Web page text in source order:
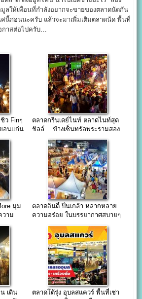
ลให้เพื่อนที่กำลังอยากจะขายของตลาดนัดกัน
ค่นี้ก่อนนะครับ แล้วจะมาเพิ่มเติมตลาดนัด พื้นที่
กาสต่อไปครับ…
ว Finๆ
อนแก่น
ตลาดกรีนเดย์ไนท์ ตลาดไนท์สุด
ชิลล์… ข้างเซ็นทรัลพระรามสอง
มุม
วาม
วมินทร์
ตลาดอินดี้ ปิ่นเกล้า หลากหลาย
ความอร่อย ในบรรยากาศสบายๆ
เดิน
ตลาดโต้รุ่ง อุบลสแควร์ พื้นที่เช่า